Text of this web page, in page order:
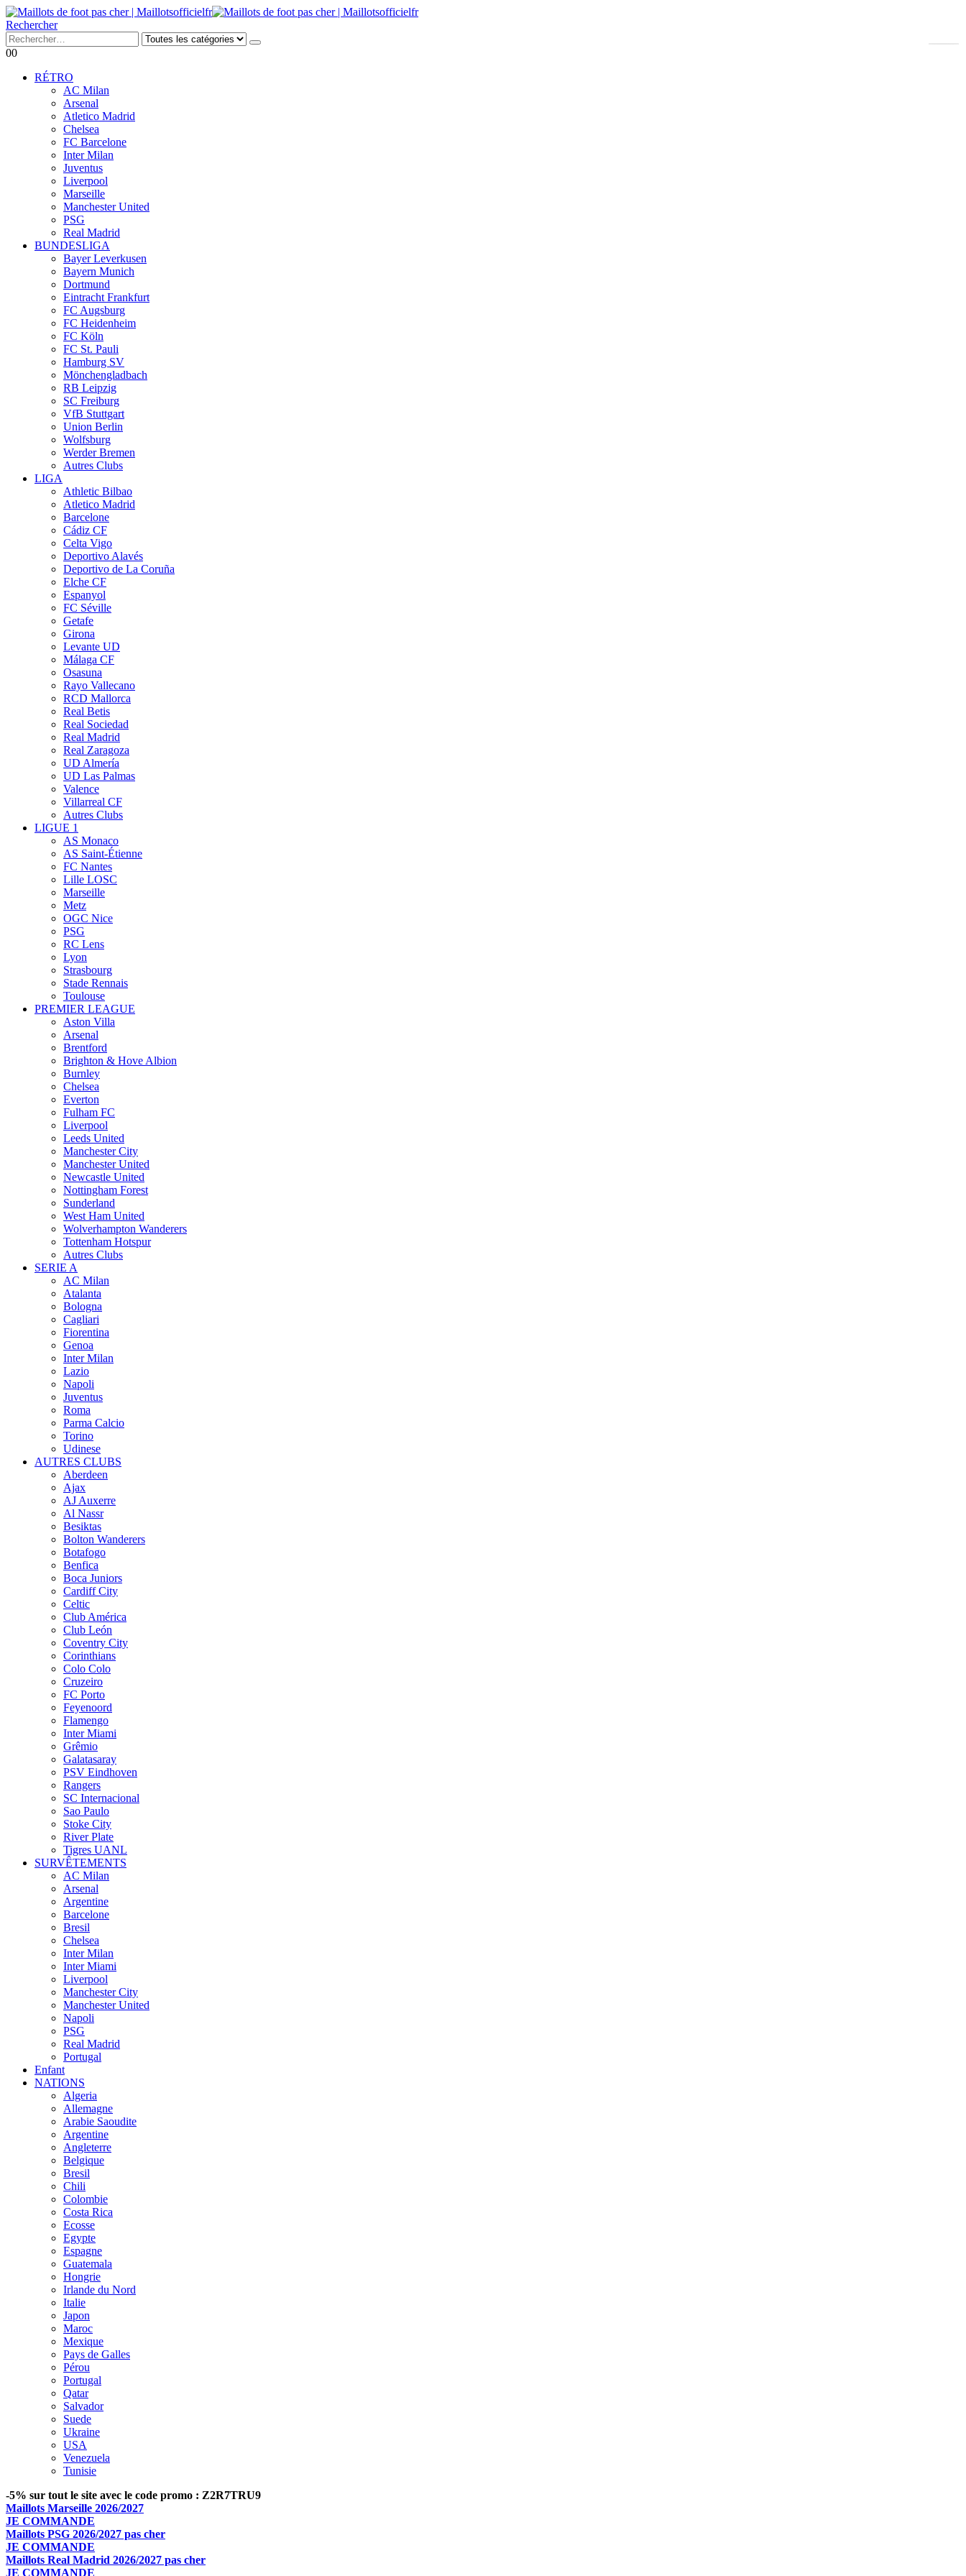
Rechercher
00
RÉTRO
AC Milan
Arsenal
Atletico Madrid
Chelsea
FC Barcelone
Inter Milan
Juventus
Liverpool
Marseille
Manchester United
PSG
Real Madrid
BUNDESLIGA
Bayer Leverkusen
Bayern Munich
Dortmund
Eintracht Frankfurt
FC Augsburg
FC Heidenheim
FC Köln
FC St. Pauli
Hamburg SV
Mönchengladbach
RB Leipzig
SC Freiburg
VfB Stuttgart
Union Berlin
Wolfsburg
Werder Bremen
Autres Clubs
LIGA
Athletic Bilbao
Atletico Madrid
Barcelone
Cádiz CF
Celta Vigo
Deportivo Alavés
Deportivo de La Coruña
Elche CF
Espanyol
FC Séville
Getafe
Girona
Levante UD
Málaga CF
Osasuna
Rayo Vallecano
RCD Mallorca
Real Betis
Real Sociedad
Real Madrid
Real Zaragoza
UD Almería
UD Las Palmas
Valence
Villarreal CF
Autres Clubs
LIGUE 1
AS Monaco
AS Saint-Étienne
FC Nantes
Lille LOSC
Marseille
Metz
OGC Nice
PSG
RC Lens
Lyon
Strasbourg
Stade Rennais
Toulouse
PREMIER LEAGUE
Aston Villa
Arsenal
Brentford
Brighton & Hove Albion
Burnley
Chelsea
Everton
Fulham FC
Liverpool
Leeds United
Manchester City
Manchester United
Newcastle United
Nottingham Forest
Sunderland
West Ham United
Wolverhampton Wanderers
Tottenham Hotspur
Autres Clubs
SERIE A
AC Milan
Atalanta
Bologna
Cagliari
Fiorentina
Genoa
Inter Milan
Lazio
Napoli
Juventus
Roma
Parma Calcio
Torino
Udinese
AUTRES CLUBS
Aberdeen
Ajax
AJ Auxerre
Al Nassr
Besiktas
Bolton Wanderers
Botafogo
Benfica
Boca Juniors
Cardiff City
Celtic
Club América
Club León
Coventry City
Corinthians
Colo Colo
Cruzeiro
FC Porto
Feyenoord
Flamengo
Inter Miami
Grêmio
Galatasaray
PSV Eindhoven
Rangers
SC Internacional
Sao Paulo
Stoke City
River Plate
Tigres UANL
SURVÊTEMENTS
AC Milan
Arsenal
Argentine
Barcelone
Bresil
Chelsea
Inter Milan
Inter Miami
Liverpool
Manchester City
Manchester United
Napoli
PSG
Real Madrid
Portugal
Enfant
NATIONS
Algeria
Allemagne
Arabie Saoudite
Argentine
Angleterre
Belgique
Bresil
Chili
Colombie
Costa Rica
Ecosse
Egypte
Espagne
Guatemala
Hongrie
Irlande du Nord
Italie
Japon
Maroc
Mexique
Pays de Galles
Pérou
Portugal
Qatar
Salvador
Suede
Ukraine
USA
Venezuela
Tunisie
-5% sur tout le site avec le code promo : Z2R7TRU9
Maillots Marseille 2026/2027
JE COMMANDE
Maillots PSG 2026/2027 pas cher
JE COMMANDE
Maillots Real Madrid 2026/2027 pas cher
JE COMMANDE